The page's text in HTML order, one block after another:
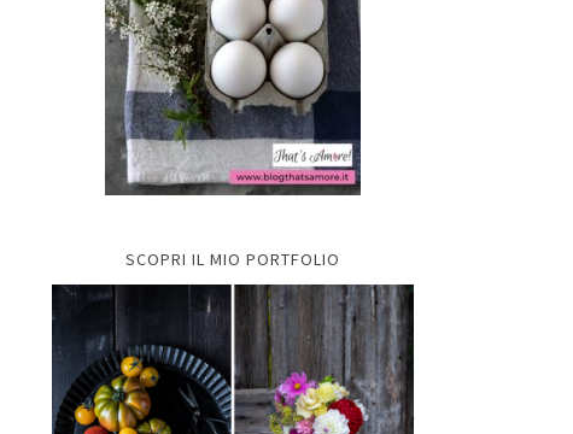
SCOPRI IL MIO PORTFOLIO